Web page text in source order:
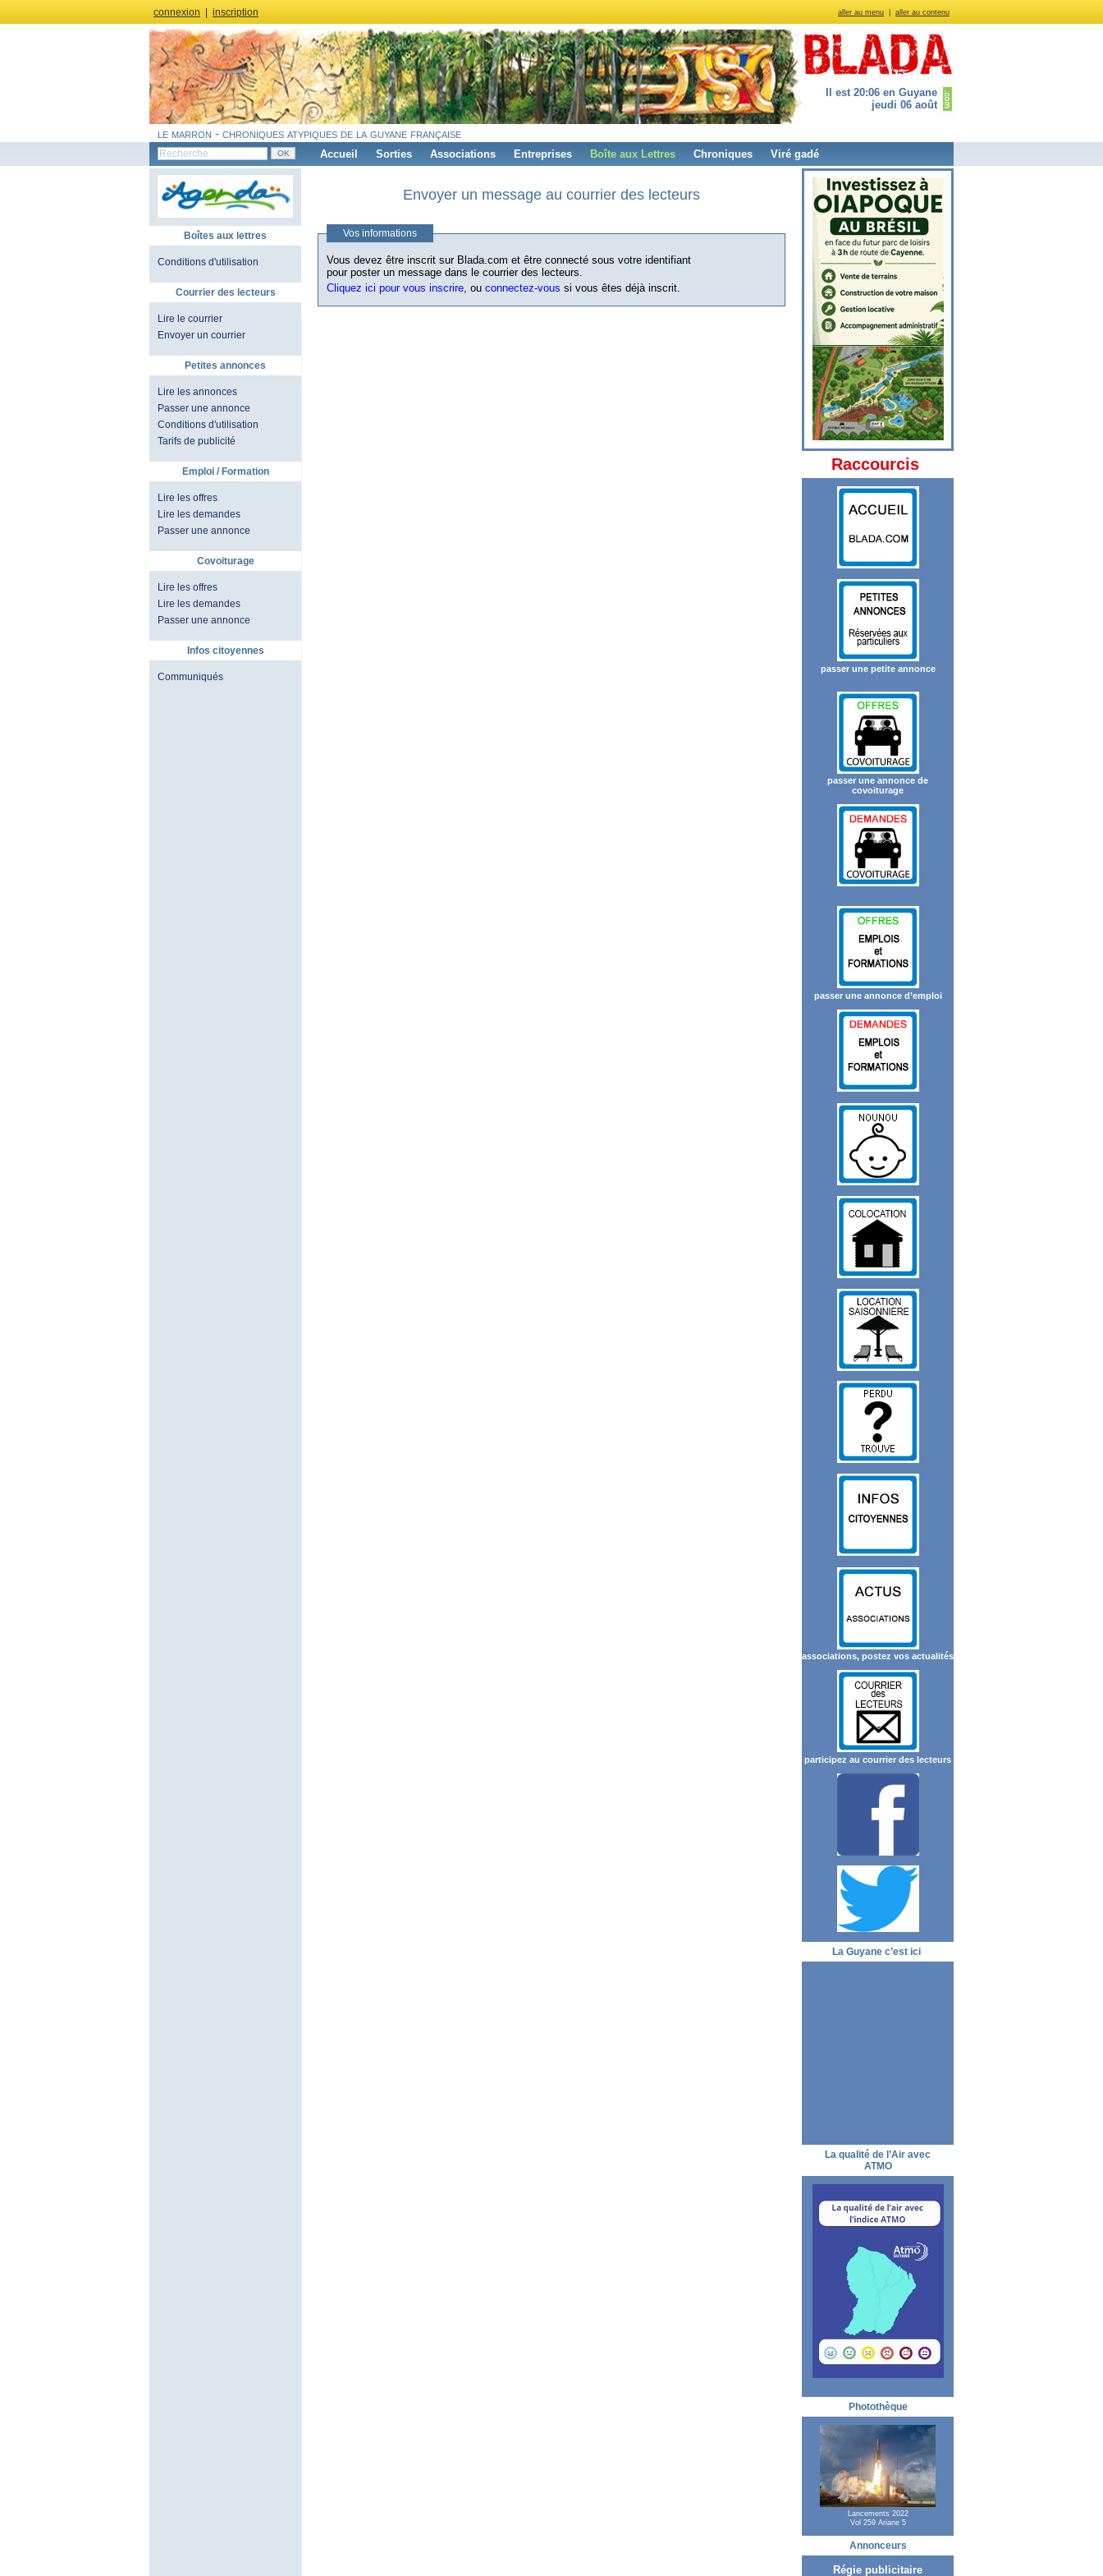
aller au menu aller au contenu
connexion inscription
Il est 20:06 en Guyane
jeudi 06 août
le marron - chroniques atypiques de la guyane française
Accueil Sorties Associations Entreprises Boîte aux Lettres Chroniques Viré gadé
Boîtes aux lettres
Conditions d'utilisation
Courrier des lecteurs
Lire le courrier
Envoyer un courrier
Petites annonces
Lire les annonces
Passer une annonce
Conditions d'utilisation
Tarifs de publicité
Emploi / Formation
Lire les offres
Lire les demandes
Passer une annonce
Covoiturage
Lire les offres
Lire les demandes
Passer une annonce
Infos citoyennes
Communiqués
Envoyer un message au courrier des lecteurs
Vos informations
Vous devez être inscrit sur Blada.com et être connecté sous votre identifiant
pour poster un message dans le courrier des lecteurs.
Cliquez ici pour vous inscrire, ou connectez-vous si vous êtes déjà inscrit.
Raccourcis
passer une petite annonce
passer une annonce de
covoiturage
passer une annonce d’emploi
associations, postez vos actualités
participez au courrier des lecteurs
La Guyane c’est ici
La qualité de l’Air avec
ATMO
Photothèque
Lancements 2022
Vol 259 Ariane 5
Annonceurs
Régie publicitaire